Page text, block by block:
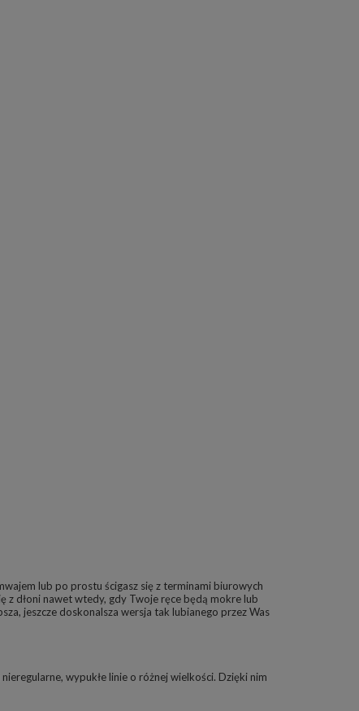
lub po prostu ścigasz się z terminami biurowych
z dłoni nawet wtedy, gdy Twoje ręce będą mokre lub
jeszcze doskonalsza wersja tak lubianego przez Was
wypukłe linie o różnej wielkości. Dzięki nim